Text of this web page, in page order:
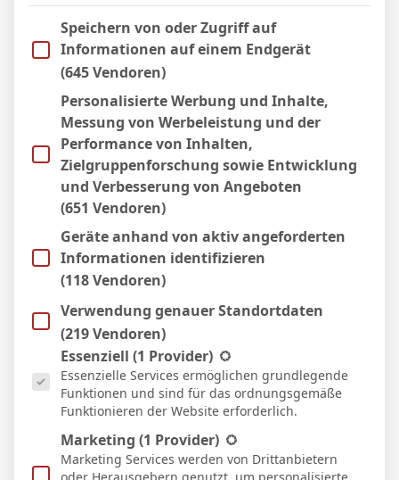
PREVIOUS ARTICLE
Villa Park
NEXT ARTICLE
WIRmachenDRUCK Arena
Micha Sassie
Website
WEITERE ARTIKEL
Im Folgenden finden Sie eine Liste der Zwecke des IAB
Speichern von oder Zugriff auf
Informationen auf einem Endgerät
(645 Vendoren)
Personalisierte Werbung und Inhalte,
Messung von Werbeleistung und der
Performance von Inhalten,
Zielgruppenforschung sowie Entwicklung
und Verbesserung von Angeboten
(651 Vendoren)
Geräte anhand von aktiv angeforderten
Informationen identifizieren
(118 Vendoren)
Verwendung genauer Standortdaten
(219 Vendoren)
Es folgt eine Liste der Service-Gruppen, für die eine
Essenziell (1 Provider)
Essenzielle Services ermöglichen grundlegende
Funktionen und sind für das ordnungsgemäße
Funktionieren der Website erforderlich.
Marketing (1 Provider)
Marketing Services werden von Drittanbietern